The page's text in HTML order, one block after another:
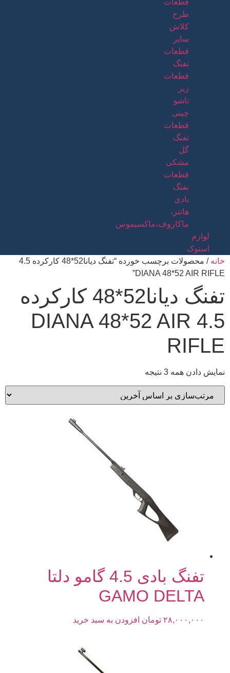
قطعات
طرح
کلاش
سایر
قطعات
تفنگ
قطعات
زیر
تاشو
چینی
قطعات
تفنگ
گل
مشکی
قطعات
تفنگ
بادی
هانتر،
ماکاروف،ماکسیموس
لوازم
استوک
خانه
/ محصولات برچسب خورده “تفنگ دیانا52*48 کارکرده 4.5
DIANA 48*52 AIR RIFLE”
تفنگ دیانا52*48 کارکرده
4.5 DIANA 48*52 AIR
RIFLE
نمایش دادن همه 3 نتیجه
تفنگ بادی 4.5 گامو دلتا
GAMO DELTA
۲۸,۰۰۰,۰۰۰ تومان افزودن به سبد خرید